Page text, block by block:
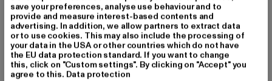
Art.Nr: TB1728Z-00007
Hersteller: TB International GmbH |info@tbint.de
Dr.-Robert-Murjahn-Straße 7 | 64372 Ober-Ramstadt |
DE
save your preferences, analyse use behaviour and to
provide and measure interest-based contents and
advertising. In addition, we allow partners to extract data
or to use cookies. This may also include the processing of
your data in the USA or other countries which do not have
the EU data protection standard. If you want to change
this, click on "Custom settings". By clicking on "Accept" you
agree to this. Data protection